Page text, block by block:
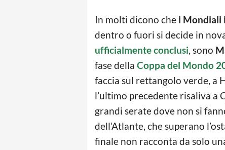
In molti dicono che i Mondiali
dentro o fuori si decide in
ufficialmente conclusi, sono
fase della Coppa del Mondo
faccia sul rettangolo verde, a
l’ultimo precedente risaliva a
grandi serate dove non si
dell’Atlante, che superano
finale non racconta da solo